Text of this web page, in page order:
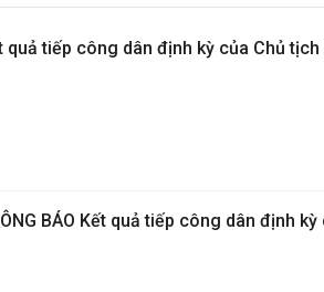
quả tiếp công dân định kỳ của Chủ
BÁO Kết quả tiếp công dân định